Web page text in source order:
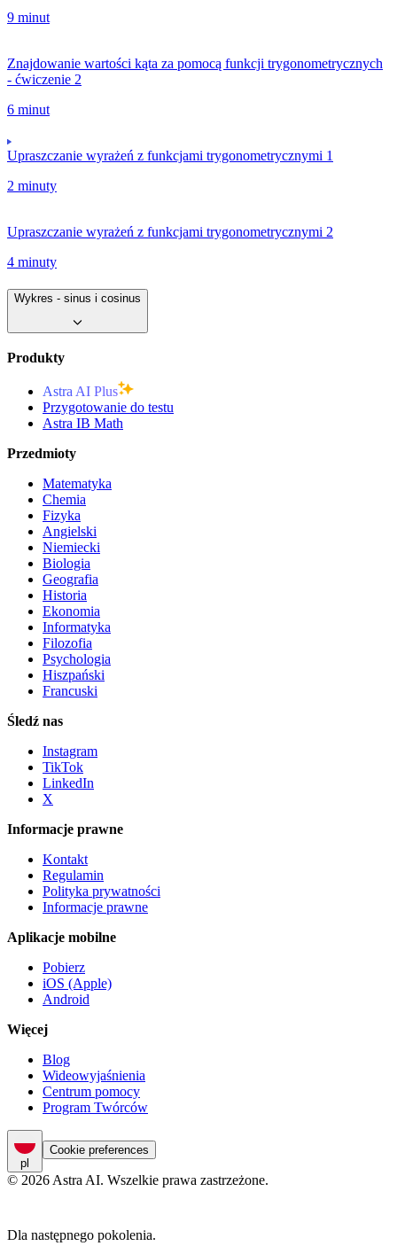
9 minut
Znajdowanie wartości kąta za pomocą funkcji trygonometrycznych
- ćwiczenie 2
6 minut
Upraszczanie wyrażeń z funkcjami trygonometrycznymi 1
2 minuty
Upraszczanie wyrażeń z funkcjami trygonometrycznymi 2
4 minuty
Wykres - sinus i cosinus
Produkty
Astra AI Plus
Przygotowanie do testu
Astra IB Math
Przedmioty
Matematyka
Chemia
Fizyka
Angielski
Niemiecki
Biologia
Geografia
Historia
Ekonomia
Informatyka
Filozofia
Psychologia
Hiszpański
Francuski
Śledź nas
Instagram
TikTok
LinkedIn
X
Informacje prawne
Kontakt
Regulamin
Polityka prywatności
Informacje prawne
Aplikacje mobilne
Pobierz
iOS (Apple)
Android
Więcej
Blog
Wideowyjaśnienia
Centrum pomocy
Program Twórców
pl
Cookie preferences
© 2026 Astra AI. Wszelkie prawa zastrzeżone.
Dla następnego pokolenia.